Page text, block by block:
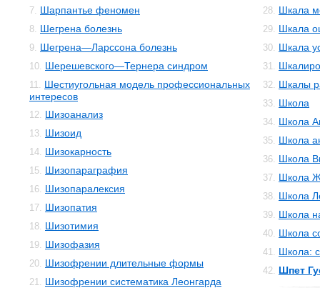
7. Шарпантье феномен
8. Шегрена болезнь
9. Шегрена—Ларссона болезнь
10. Шерешевского—Тернера синдром
11. Шестиугольная модель профессиональных
интересов
12. Шизоанализ
13. Шизоид
14. Шизокарность
15. Шизопараграфия
16. Шизопаралексия
17. Шизопатия
18. Шизотимия
19. Шизофазия
20. Шизофрении длительные формы
21. Шизофрении систематика Леонгарда
28. Шкала
29. Шкала
30. Шкала
31.
32. Шкалы
33. Школа
34. Школа
35. Школа
36. Школа
37. Школа
38. Школа
39. Школа
40. Школа
41. Школа:
42. Шпет